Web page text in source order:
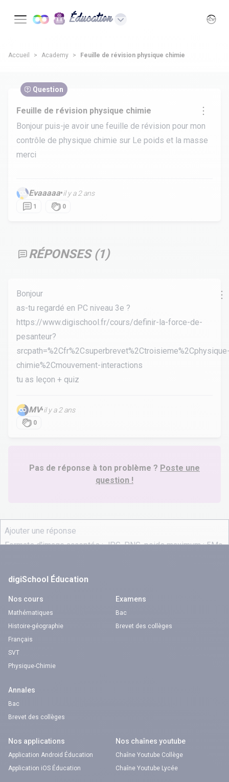
Éducation
Accueil Academy Feuille de révision physique chimie
Question
Feuille de révision physique chimie
Bonjour puis-je avoir une feuille de révision pour mon
contrôle de physique chimie sur Le poids et la masse
merci
Evaaaaa•il y a 2 ans
1 0
RÉPONSES (1)
Bonjour
as-tu regardé en PC niveau 3e ?
https://www.digischool.fr/cours/definir-la-force-de-
pesanteur?
chimie%2Cmouvement-interactions
tu as leçon + quiz
MV•il y a 2 ans
0
Pas de réponse à ton problème ? Poste une
question !
digiSchool Éducation
Nos cours
Mathématiques
Histoire-géographie
Français
SVT
Physique-Chimie
Examens
Bac
Brevet des collèges
Annales
Bac
Brevet des collèges
Nos applications
Application Android Éducation
Application iOS Éducation
Nos chaînes youtube
Chaîne Youtube Collège
Chaîne Youtube Lycée